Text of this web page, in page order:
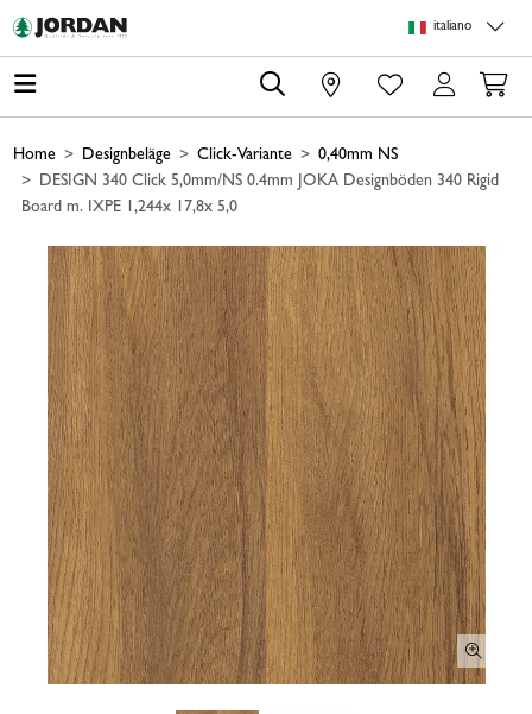
italiano
0
Home Designbeläge Click-Variante
0,40mm NS
DESIGN 340 Click 5,0mm/NS 0.4mm JOKA Designböden 340 Rigid
Board m. IXPE 1,244x 17,8x 5,0